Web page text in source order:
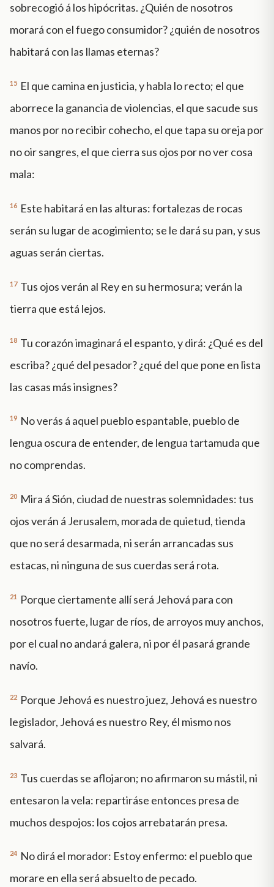
sobrecogió á los hipócritas. ¿Quién de nosotros
morará con el fuego consumidor? ¿quién de nosotros
habitará con las llamas eternas?
15 El que camina en justicia, y habla lo recto; el que
aborrece la ganancia de violencias, el que sacude sus
manos por no recibir cohecho, el que tapa su oreja por
no oir sangres, el que cierra sus ojos por no ver cosa
mala:
16 Este habitará en las alturas: fortalezas de rocas
serán su lugar de acogimiento; se le dará su pan, y sus
aguas serán ciertas.
17 Tus ojos verán al Rey en su hermosura; verán la
tierra que está lejos.
18 Tu corazón imaginará el espanto, y dirá: ¿Qué es del
escriba? ¿qué del pesador? ¿qué del que pone en lista
las casas más insignes?
19 No verás á aquel pueblo espantable, pueblo de
lengua oscura de entender, de lengua tartamuda que
no comprendas.
20 Mira á Sión, ciudad de nuestras solemnidades: tus
ojos verán á Jerusalem, morada de quietud, tienda
que no será desarmada, ni serán arrancadas sus
estacas, ni ninguna de sus cuerdas será rota.
21
Porque ciertamente allí será Jehová para con
nosotros fuerte, lugar de ríos, de arroyos muy anchos,
por el cual no andará galera, ni por él pasará grande
navío.
22 Porque Jehová es nuestro juez, Jehová es nuestro
legislador, Jehová es nuestro Rey, él mismo nos
salvará.
23 Tus cuerdas se aflojaron; no afirmaron su mástil, ni
entesaron la vela: repartiráse entonces presa de
muchos despojos: los cojos arrebatarán presa.
24 No dirá el morador: Estoy enfermo: el pueblo que
morare en ella será absuelto de pecado.